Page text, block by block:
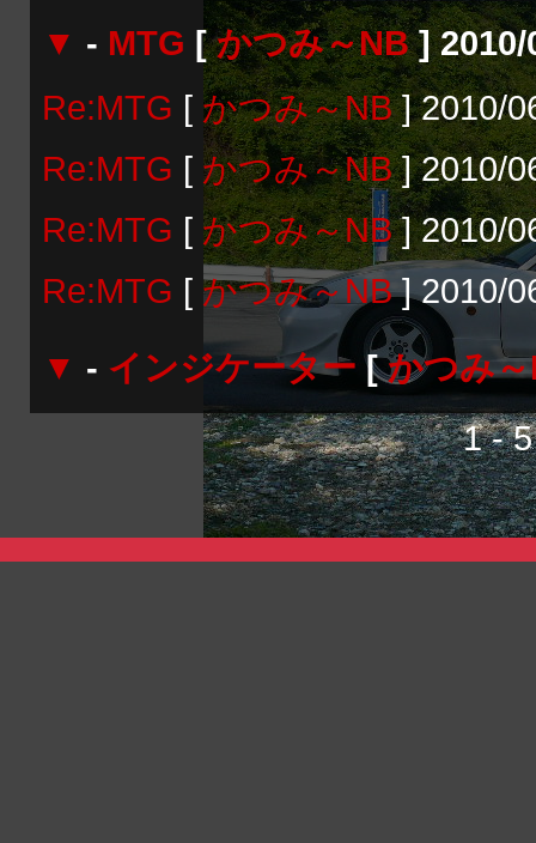
▼ - MTG [かつみ～NB] 2010/
Re:MTG [ かつみ～NB] 2010/
Re:MTG [ かつみ～NB] 2010/
Re:MTG [ かつみ～NB] 2010/
Re:MTG [ かつみ～NB] 2010/
▼ - インジケーター [かつみ
1 -